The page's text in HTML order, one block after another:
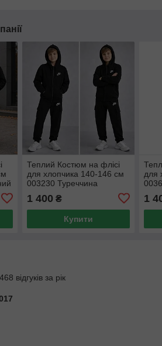
Теплий Костюм на флісі
для хлопчика 140-146 см
003230 Туреччина
1 400 ₴
Купити
для
1
відгуків за рік